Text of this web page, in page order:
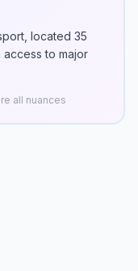
located 35
access to major
all nuances